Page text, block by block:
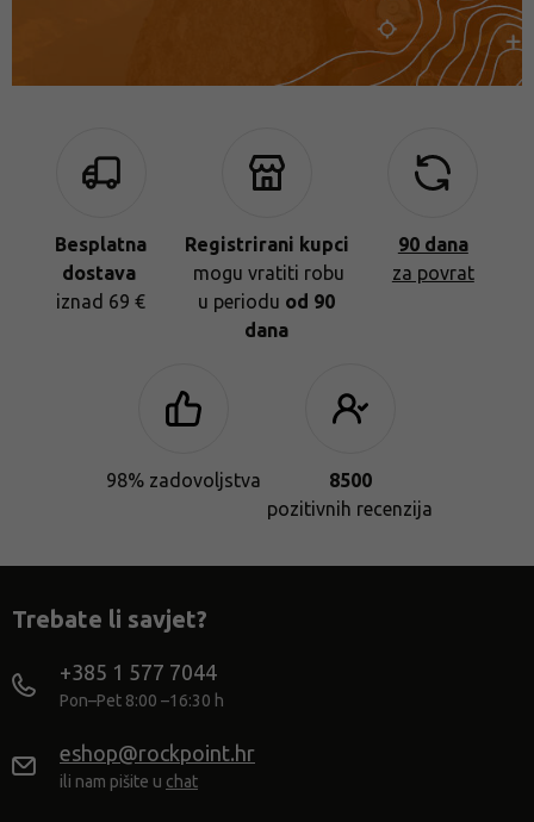
Besplatna
dostava
iznad 69 €
Registrirani kupci
mogu vratiti robu
u periodu od 90
dana
90 dana
za povrat
98% zadovoljstva
8500
pozitivnih recenzija
Trebate li savjet?
+385 1 577 7044
Pon–Pet 8:00 –16:30 h
eshop@rockpoint.hr
ili nam pišite u chat